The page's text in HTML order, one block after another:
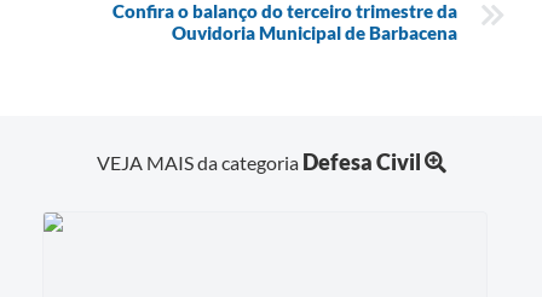
Confira o balanço do terceiro trimestre da
Ouvidoria Municipal de Barbacena
VEJA MAIS da categoria Defesa Civil